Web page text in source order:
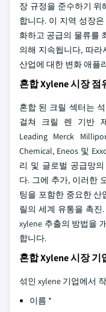
장 규정을 준수하기 위
합니다. 이 지역 성장
화하고 공급의 물류를
의해 지속됩니다, 따
산업에 대한 변화 애플
혼합 Xylene 시장 점
혼합 된 크릴 섹터는
걸쳐 크릴 렌 기반
Leading Merck
Chemical, Eneos 및
리 및 글로벌 공급망
다. 그에 추가, 이러한
팅을 포함한 중요한 산
릴의 세계 유통을 촉진
xylene 추출의 방법을
합니다.
혼합 Xylene 시장 기
섞인 xylene 기업에서
이름 *